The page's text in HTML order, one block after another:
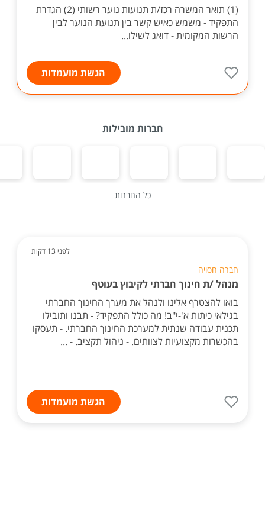
(1) תואר המשרה רכז/ת תנועות נוער רשותי (2) הגדרת
התפקיד - משמש כאיש קשר בין תנועת הנוער לבין
הרשות המקומית - דואג לשילו...
הגשת מועמדות
חברות מובילות
כל החברות
לפני 13 דקות
חברה חסויה
מנהל /ת חינוך חברתי לקיבוץ בעוטף
בואו להצטרף אלינו ולנהל את מערך החינוך החברתי
בגילאי כיתות א'-י"ב! מה כולל התפקיד? - תבנו ותובילו
תכנית עבודה שנתית למערכת החינוך החברתי. - תעסקו
בהכשרות מקצועיות לצוותים. - ניהול תקציב. - ...
הגשת מועמדות